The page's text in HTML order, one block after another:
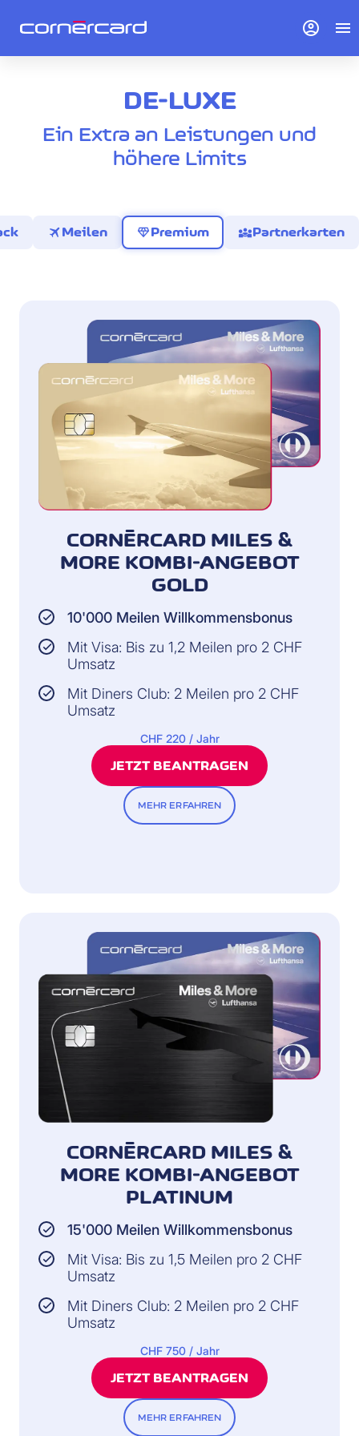
DE-LUXE
Ein Extra an Leistungen und
höhere Limits
travel Meilen diamondPremium diversity_3Partnerkarten
CORNÈRCARD MILES &
MORE KOMBI-ANGEBOT
GOLD
10'000 Meilen Willkommensbonus
Mit Visa: Bis zu 1,2 Meilen pro 2 CHF
Umsatz
Mit Diners Club: 2 Meilen pro 2 CHF
Umsatz
CHF 220 / Jahr
JETZT BEANTRAGEN
MEHR ERFAHREN
CORNÈRCARD MILES &
MORE KOMBI-ANGEBOT
PLATINUM
15'000 Meilen Willkommensbonus
Mit Visa: Bis zu 1,5 Meilen pro 2 CHF
Umsatz
Mit Diners Club: 2 Meilen pro 2 CHF
Umsatz
CHF 750 / Jahr
JETZT BEANTRAGEN
MEHR ERFAHREN
account_circle menu